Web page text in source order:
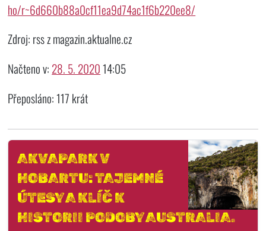
ho/r~6d660b88a0cf11ea9d74ac1f6b220ee8/
Zdroj: rss z magazin.aktualne.cz
Načteno v: 28. 5. 202014:05
Přeposláno: 117 krát
AKVAPARK V
HOBARTU: TAJEMNÉ
ÚTESY A KLÍČ K
HISTORII PODOBY AUSTRALIA.